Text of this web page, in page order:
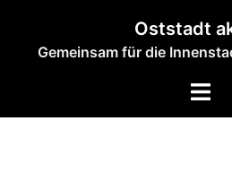
springen
Oststadt
Gemeinsam für die
Menü